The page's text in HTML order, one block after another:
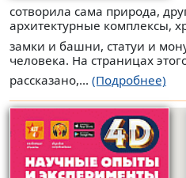
сотворила сама природа,
архитектурные комплексы,
замки и башни, статуи и
человека. На страницах
рассказано,... (Подробнее)